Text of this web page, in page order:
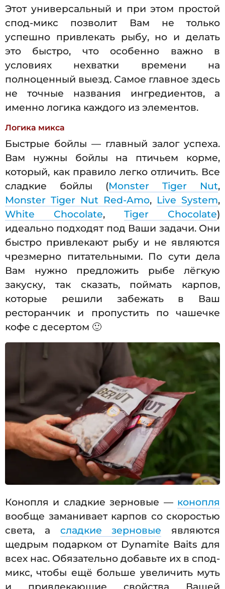
Этот универсальный и при этом простой
спод-микс позволит Вам не только
успешно привлекать рыбу, но и делать
это быстро, что особенно важно в
условиях нехватки времени на
полноценный выезд. Самое главное здесь
не точные названия ингредиентов, а
именно логика каждого из элементов.
Логика микса
Быстрые бойлы — главный залог успеха.
Вам нужны бойлы на птичьем корме,
который, как правило легко отличить. Все
сладкие бойлы (Monster Tiger Nut,
Monster Tiger Nut Red-Amo, Live System,
White Chocolate, Tiger Chocolate)
идеально подходят под Ваши задачи. Они
быстро привлекают рыбу и не являются
чрезмерно питательными. По сути дела
Вам нужно предложить рыбе лёгкую
закуску, так сказать, поймать карпов,
которые решили забежать в Ваш
ресторанчик и пропустить по чашечке
кофе с десертом 🙂
Конопля и сладкие зерновые — конопля
вообще заманивает карпов со скоростью
света, а сладкие зерновые являются
щедрым подарком от Dynamite Baits для
всех нас. Обязательно добавьте их в спод-
микс, чтобы ещё больше увеличить муть
и привлекающие свойства Вашей